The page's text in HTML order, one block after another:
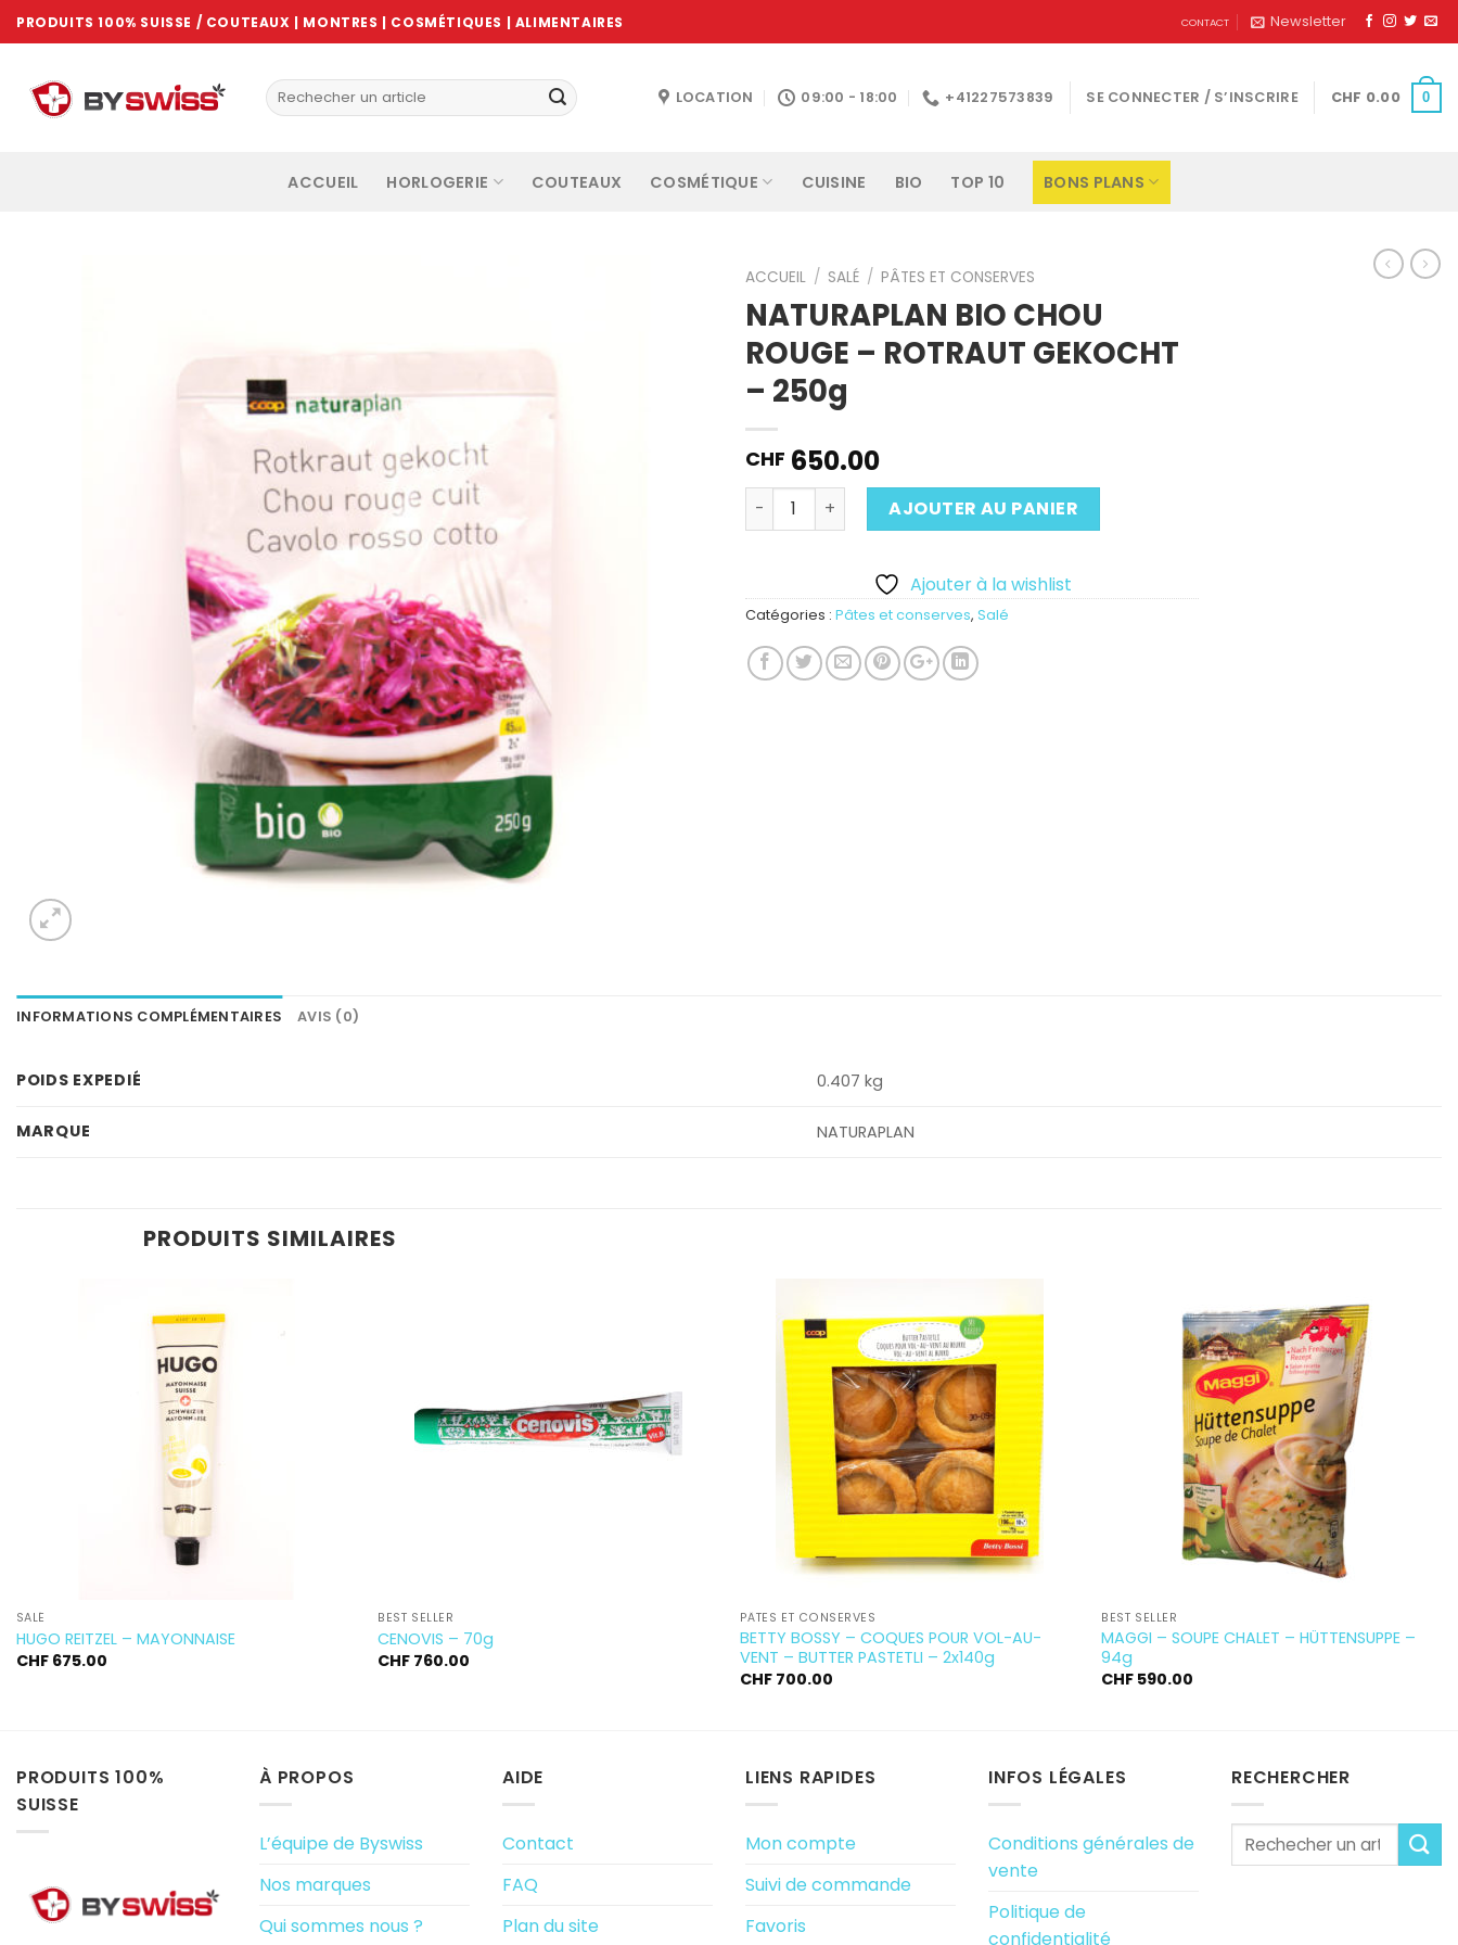
Skip
to
PRODUITS 100% SUISSE / COUTEAUX | MONTRES | COSMÉTIQUES | ALIMENTAIRES CONTACT Newsletter
LOCATION 09:00 - 18:00 +41227573839 SE CONNECTER / S’INSCRIRE CHF 0.00 0
ACCUEIL HORLOGERIE COUTEAUX COSMÉTIQUE CUISINE BIO TOP 10 BONS PLANS
ACCUEIL / SALÉ / PÂTES ET CONSERVES
NATURAPLAN BIO CHOU
ROUGE – ROTRAUT GEKOCHT
– 250g
CHF 650.00
Quantité AJOUTER AU PANIER
Ajouter à la wishlist
Catégories : Pâtes et conserves, Salé
INFORMATIONS COMPLÉMENTAIRES AVIS (0)
POIDS EXPEDIÉ 0.407 kg
MARQUE NATURAPLAN
PRODUITS SIMILAIRES
SALÉ
HUGO REITZEL – MAYONNAISE
CHF675.00
à la
wishlist
BEST SELLER
CENOVIS – 70g
CHF 760.00
Ajouter
à la
wishlist
PÂTES ET CONSERVES
BETTY BOSSY – COQUES POUR VOL-AU-
VENT – BUTTER PASTETLI – 2x140g
CHF700.00
BEST SELLER
MAGGI – SOUPE CHALET – HÜTTENSUPPE –
94g
CHF 590.00
PRODUITS 100%
SUISSE
À PROPOS
L’équipe de Byswiss
Nos marques
Qui sommes nous ?
AIDE
Contact
FAQ
Plan du site
LIENS RAPIDES
Mon compte
Suivi de commande
Favoris
INFOS LÉGALES
Conditions générales de
vente
Politique de
confidentialité
RECHERCHER